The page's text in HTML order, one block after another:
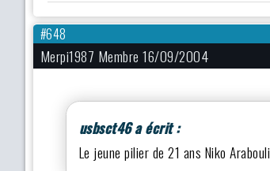
#648
Merpi1987 Membre 16/09/2004
usbsct46 a écrit :
Le jeune pilier de 21 ans Niko